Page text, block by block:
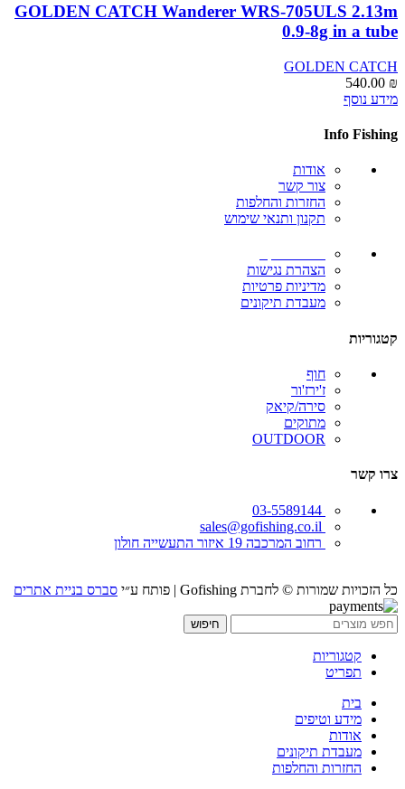
GOLDEN CATCH Wanderer WRS-705ULS 2.13m
0.9-8g in a tube
GOLDEN CATCH
540.00 ₪
מידע נוסף
Info Fishing
אודות
צור קשר
החזרות והחלפות
תקנון ותנאי שימוש
הצהרת נגישות
מדיניות פרטיות
מעבדת תיקונים
קטגוריות
חוף
ז'ירז'ור
סירה/קיאק
מתוקים
OUTDOOR
צרו קשר
רחוב המרכבה 19 איזור התעשייה חולון
כל הזכויות שמורות © לחברת Gofishing | פותח ע״י סברס בניית אתרים
חיפוש
קטגוריות
תפריט
בית
מידע וטיפים
אודות
מעבדת תיקונים
החזרות והחלפות